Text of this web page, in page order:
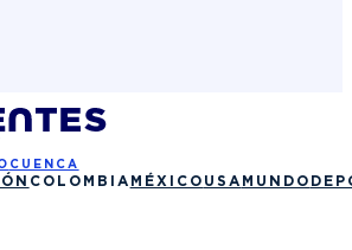
CUENCA
COLOMBIA MÉXICO USA MUNDO